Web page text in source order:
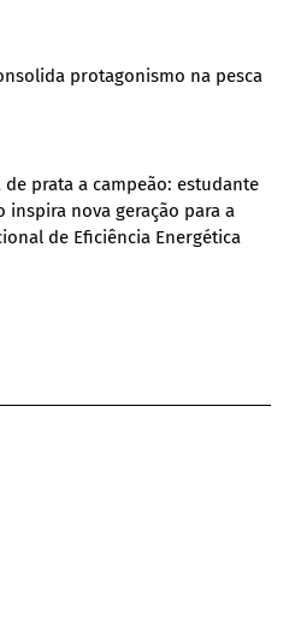
protagonismo na pesca
de prata a campeão: estudante
inspira nova geração para a
de Eficiência Energética